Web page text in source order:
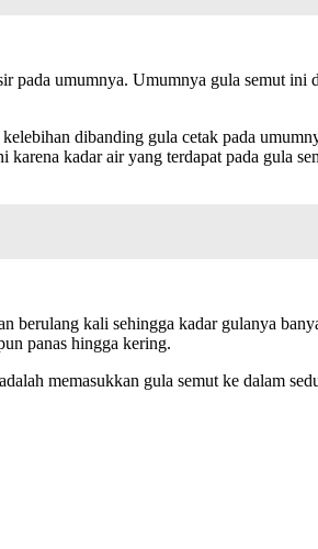
pada umumnya. Umumnya gula semut ini
dibanding gula cetak pada
kadar air yang terdapat pada gula
berulang kali sehingga kadar gulanya
panas hingga kering.
memasukkan gula semut ke dalam